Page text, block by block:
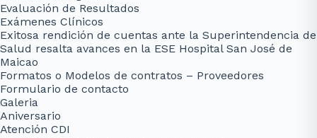
Evaluación de Resultados
Exámenes Clínicos
Exitosa rendición de cuentas ante la Superintendencia de
Salud resalta avances en la ESE Hospital San José de
Maicao
Formatos o Modelos de contratos – Proveedores
Formulario de contacto
Galeria
Aniversario
Atención CDI